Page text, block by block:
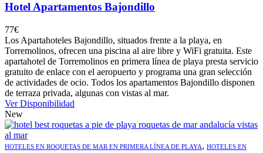
Hotel Apartamentos Bajondillo
77€
Los Apartahoteles Bajondillo, situados frente a la playa, en
Torremolinos, ofrecen una piscina al aire libre y WiFi gratuita. Este
apartahotel de Torremolinos en primera línea de playa presta servicio
gratuito de enlace con el aeropuerto y programa una gran selección
de actividades de ocio. Todos los apartamentos Bajondillo disponen
de terraza privada, algunas con vistas al mar.
Ver Disponibilidad
New
HOTELES EN ROQUETAS DE MAR EN PRIMERA LÍNEA DE PLAYA, HOTELES EN